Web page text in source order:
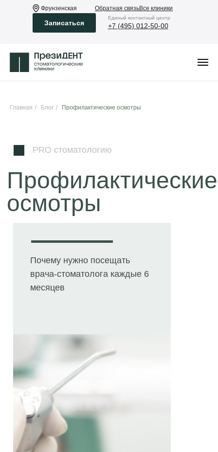
Обратная связьВсе клиники
Eдиный контактный центр
+7 (495) 012-50-00
Фрунзенская
Записаться
Главная / Блог / Профилактические осмотры
осмотры
Почему нужно посещать
врача-стоматолога каждые 6
месяцев
PRO стоматологию